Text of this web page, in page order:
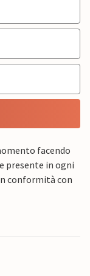
facendo
presente in ogni
conformità con